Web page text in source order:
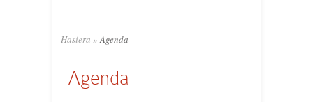
Hasiera » Agenda
Agenda
4:00